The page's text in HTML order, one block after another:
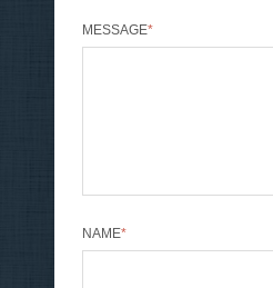
MESSAGE*
NAME*